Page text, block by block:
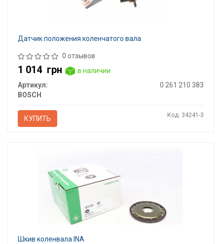
Датчик положения коленчатого вала
0 отзывов
1 014 грн
в наличии
Артикул:
0 261 210 383
BOSCH
КУПИТЬ Код: 34241-3
Шкив коленвала INA